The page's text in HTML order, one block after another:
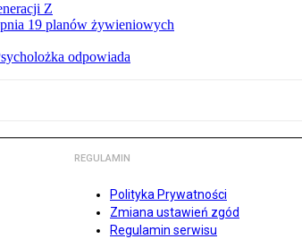
Z
19 planów żywieniowych
odpowiada
REGULAMIN
Polityka Prywatności
Zmiana ustawień zgód
Regulamin serwisu